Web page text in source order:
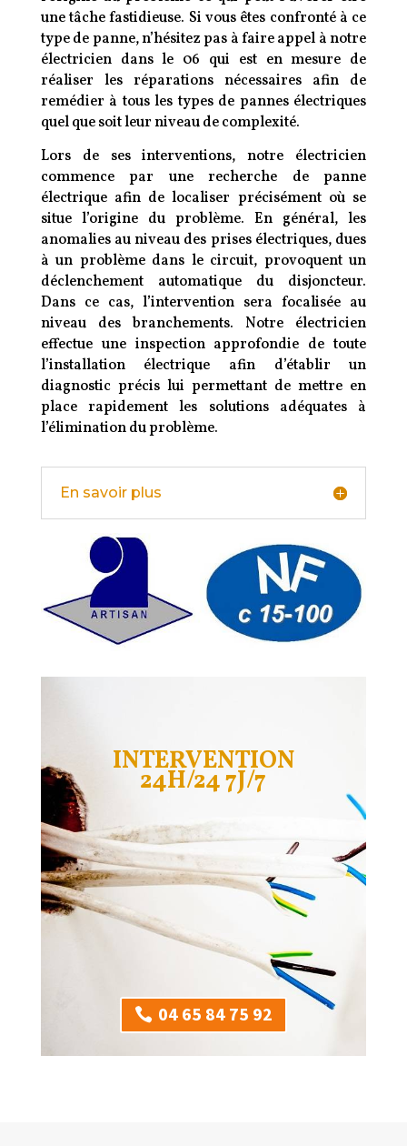
une tâche fastidieuse. Si vous êtes confronté à ce
type de panne, n’hésitez pas à faire appel à notre
électricien dans le 06 qui est en mesure de
réaliser les réparations nécessaires afin de
remédier à tous les types de pannes électriques
quel que soit leur niveau de complexité.
Lors de ses interventions, notre électricien
commence par une recherche de panne
électrique afin de localiser précisément où se
situe l’origine du problème. En général, les
anomalies au niveau des prises électriques, dues
à un problème dans le circuit, provoquent un
déclenchement automatique du disjoncteur.
Dans ce cas, l’intervention sera focalisée au
niveau des branchements. Notre électricien
effectue une inspection approfondie de toute
l’installation électrique afin d’établir un
diagnostic précis lui permettant de mettre en
place rapidement les solutions adéquates à
l’élimination du problème.
En savoir plus
INTERVENTION
24H/24 7J/7
04 65 84 75 92